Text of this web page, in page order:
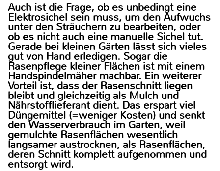
Auch ist die Frage, ob es unbedingt eine
Elektrosichel sein muss, um den Aufwuchs
unter den Sträuchern zu bearbeiten, oder
ob es nicht auch eine manuelle Sichel tut.
Gerade bei kleinen Gärten lässt sich vieles
gut von Hand erledigen. Sogar die
Rasenpflege kleiner Flächen ist mit einem
Handspindelmäher machbar. Ein weiterer
Vorteil ist, dass der Rasenschnitt liegen
bleibt und gleichzeitig als Mulch und
Nährstofflieferant dient. Das erspart viel
Düngemittel (=weniger Kosten) und senkt
den Wasserverbrauch im Garten, weil
gemulchte Rasenflächen wesentlich
langsamer austrocknen, als Rasenflächen,
deren Schnitt komplett aufgenommen und
entsorgt wird.